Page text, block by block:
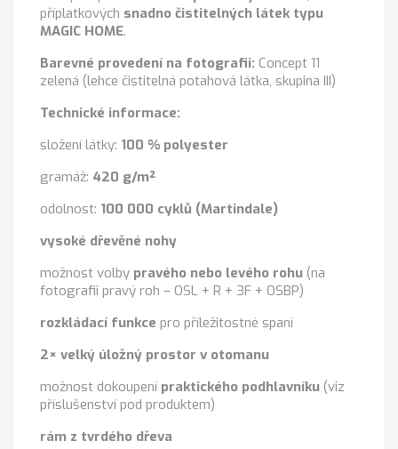
příplatkových snadno čistitelných látek typu
MAGIC HOME.
Barevné provedení na fotografii: Concept 11
zelená (lehce čistitelná potahová látka, skupina III)
Technické informace:
složení látky: 100 % polyester
gramáž: 420 g/m²
odolnost: 100 000 cyklů (Martindale)
vysoké dřevěné nohy
možnost volby pravého nebo levého rohu (na
fotografii pravý roh – OSL + R + 3F + OSBP)
rozkládací funkce pro příležitostné spaní
2× velký úložný prostor v otomanu
možnost dokoupení praktického podhlavníku (viz
příslušenství pod produktem)
rám z tvrdého dřeva